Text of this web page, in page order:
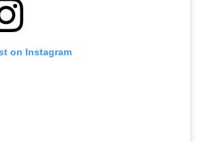
on Instagram